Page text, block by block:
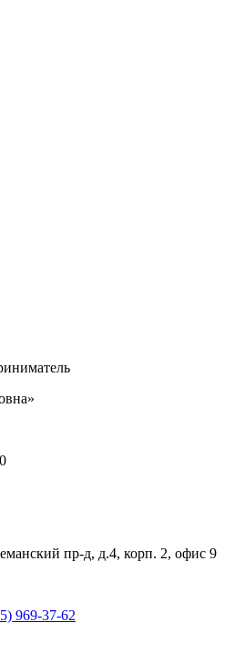
пр-д, д.4, корп. 2, офис 9
969-37-62